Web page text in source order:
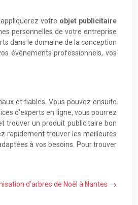
votre objet publicitaire
personnelles de votre entreprise
dans le domaine de la conception
événements professionnels, vos
et fiables. Vous pouvez ensuite
d’experts en ligne, vous pourrez
trouver un produit publicitaire bon
rapidement trouver les meilleures
à vos besoins. Pour trouver
d’arbres de Noël à Nantes